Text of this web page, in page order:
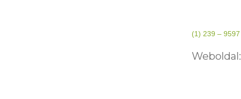
(1) 239 – 9597
Weboldal: